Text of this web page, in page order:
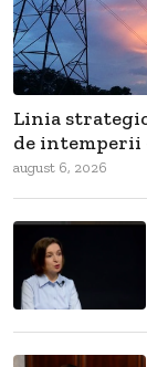
Linia
de intemperii
august 6, 2026